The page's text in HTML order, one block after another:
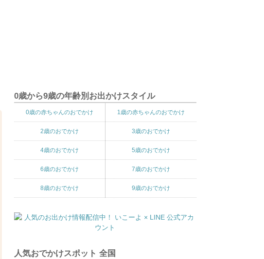
0歳から9歳の年齢別お出かけスタイル
0歳の赤ちゃんのおでかけ 1歳の赤ちゃんのおでかけ
2歳のおでかけ 3歳のおでかけ
4歳のおでかけ 5歳のおでかけ
6歳のおでかけ 7歳のおでかけ
8歳のおでかけ 9歳のおでかけ
人気おでかけスポット 全国